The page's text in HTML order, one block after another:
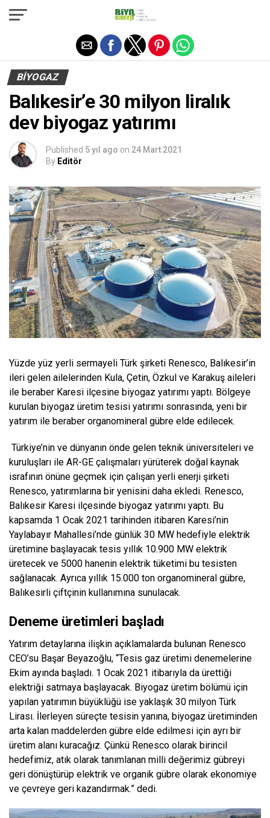
BIYOGAZ
Balıkesir’e 30 milyon liralık
dev biyogaz yatırımı
Published 5 yıl ago on 24 Mart 2021
By Editör
Yüzde yüz yerli sermayeli Türk şirketi Renesco, Balıkesir’in
ileri gelen ailelerinden Kula, Çetin, Özkul ve Karakuş aileleri
ile beraber Karesi ilçesine biyogaz yatırımı yaptı. Bölgeye
kurulan biyogaz üretim tesisi yatırımı sonrasında, yeni bir
yatırım ile beraber organomineral gübre elde edilecek.
Türkiye’nin ve dünyanın önde gelen teknik üniversiteleri ve
kuruluşları ile AR-GE çalışmaları yürüterek doğal kaynak
israfının önüne geçmek için çalışan yerli enerji şirketi
Renesco, yatırımlarına bir yenisini daha ekledi. Renesco,
Balıkesir Karesi ilçesinde biyogaz yatırımı yaptı. Bu
kapsamda 1 Ocak 2021 tarihinden itibaren Karesi’nin
Yaylabayır Mahallesi’nde günlük 30 MW hedefiyle elektrik
üretimine başlayacak tesis yıllık 10.900 MW elektrik
üretecek ve 5000 hanenin elektrik tüketimi bu tesisten
sağlanacak. Ayrıca yıllık 15.000 ton organomineral gübre,
Balıkesirli çiftçinin kullanımına sunulacak.
Deneme üretimleri başladı
Yatırım detaylarına ilişkin açıklamalarda bulunan Renesco
CEO’su Başar Beyazoğlu, “Tesis gaz üretimi denemelerine
Ekim ayında başladı. 1 Ocak 2021 itibarıyla da ürettiği
elektriği satmaya başlayacak. Biyogaz üretim bölümü için
yapılan yatırımın büyüklüğü ise yaklaşık 30 milyon Türk
Lirası. İlerleyen süreçte tesisin yanına, biyogaz üretiminden
arta kalan maddelerden gübre elde edilmesi için ayrı bir
üretim alanı kuracağız. Çünkü Renesco olarak birincil
hedefimiz, atık olarak tanımlanan milli değerimiz gübreyi
geri dönüştürüp elektrik ve organik gübre olarak ekonomiye
ve çevreye geri kazandırmak.” dedi.
Exit mobile version